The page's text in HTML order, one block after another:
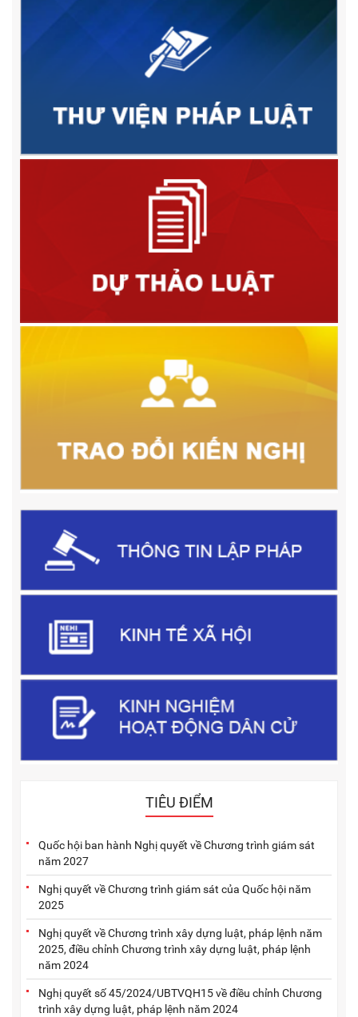
TIÊU ĐIỂM
Quốc hội ban hành Nghị quyết về Chương trình giám sát
năm 2027
Nghị quyết về Chương trình giám sát của Quốc hội năm
2025
Nghị quyết về Chương trình xây dựng luật, pháp lệnh năm
2025, điều chỉnh Chương trình xây dựng luật, pháp lệnh
năm 2024
Nghị quyết số 45/2024/UBTVQH15 về điều chỉnh Chương
trình xây dựng luật, pháp lệnh năm 2024